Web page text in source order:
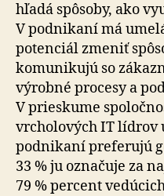
hľadá spôsoby, ako
V podnikaní má
potenciál zmeniť
komunikujú so
výrobné procesy a
V prieskume
vrcholových IT lídrov
podnikaní preferujú
33 % ju označuje za
79 % percent